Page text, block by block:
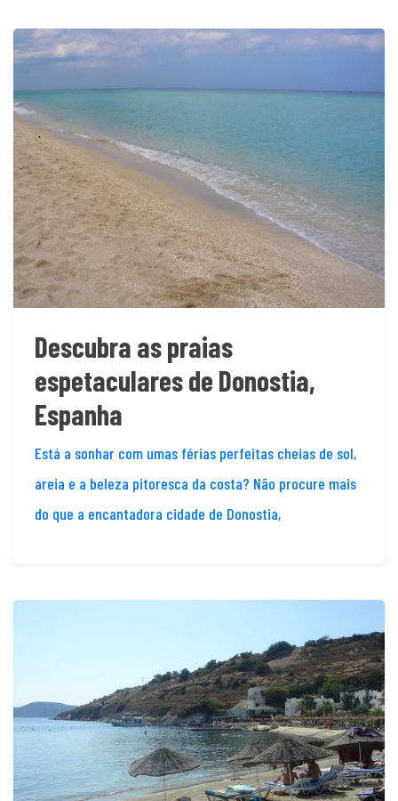
Descubra as praias
espetaculares de Donostia,
Espanha
Está a sonhar com umas férias perfeitas cheias de sol,
areia e a beleza pitoresca da costa? Não procure mais
do que a encantadora cidade de Donostia,